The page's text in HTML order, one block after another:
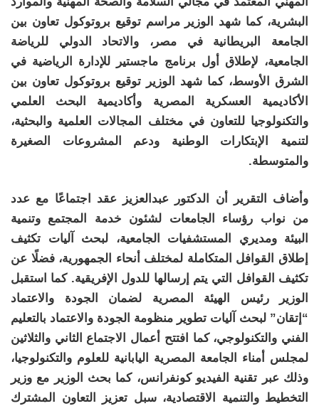
البشرية، كما شهد الوزير مراسم توقيع بروتوكول تعاون بين
الجامعة البريطانية في مصر، والاتحاد الدولي للرياضة
الجامعية، لإطلاق أول برنامج ماجستير للإدارة الرياضية في
الشرق الأوسط، كما شهد الوزير توقيع بروتوكول تعاون بين
الأكاديمية العسكرية المصرية وأكاديمية البحث العلمي
والتكنولوجيا للتعاون في مختلف المجالات العلمية والبحثية،
لتنمية الإبتكارات الوطنية ودعم المشروعات الصغيرة
والمتوسطة.
وأضاف التقرير أن الدكتور عبدالعزيز عقد اجتماعًا مع عدد
من نواب رؤساء الجامعات لشئون خدمة المجتمع وتنمية
البيئة ومديري المستشفيات الجامعية، لبحث آليات تكثيف
إطلاق القوافل المتكاملة لمختلف أنحاء الجمهورية، فضلًا عن
تكثيف القوافل التي يتم إرسالها للدول الإفريقية. كما استقبل
الوزير رئيس الهيئة المصرية لضمان الجودة والاعتماد
“إتقان” لبحث آليات تطوير منظومة الجودة والاعتماد بالتعليم
الفني والتكنولوجي، كما افتتح أعمال الاجتماع الثاني والثلاثين
لمجلس أمناء الجامعة المصرية اليابانية للعلوم والتكنولوجيا،
وذلك عبر تقنية الفيديو كونفرانس، كما بحث الوزير مع وزير
التخطيط والتنمية الاقتصادية، سبل تعزيز التعاون المشترك